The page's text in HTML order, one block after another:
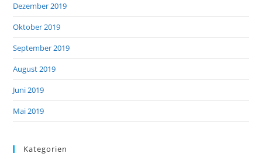
Dezember 2019
Oktober 2019
September 2019
August 2019
Juni 2019
Mai 2019
Kategorien